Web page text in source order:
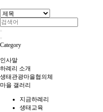
Category
인사말
하례리 소개
생태관광마을협의체
마을 갤러리
지금하례리
생태교육